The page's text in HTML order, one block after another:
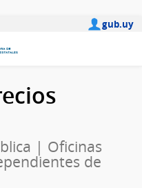
gub.uy
| Oficinas
de